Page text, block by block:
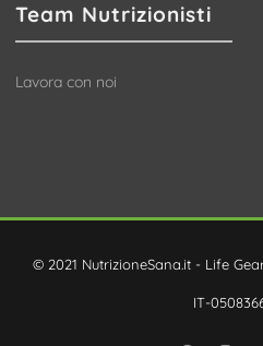
Team Nutrizionisti
Lavora con noi
© 2021 NutrizioneSana.it - Life
IT-